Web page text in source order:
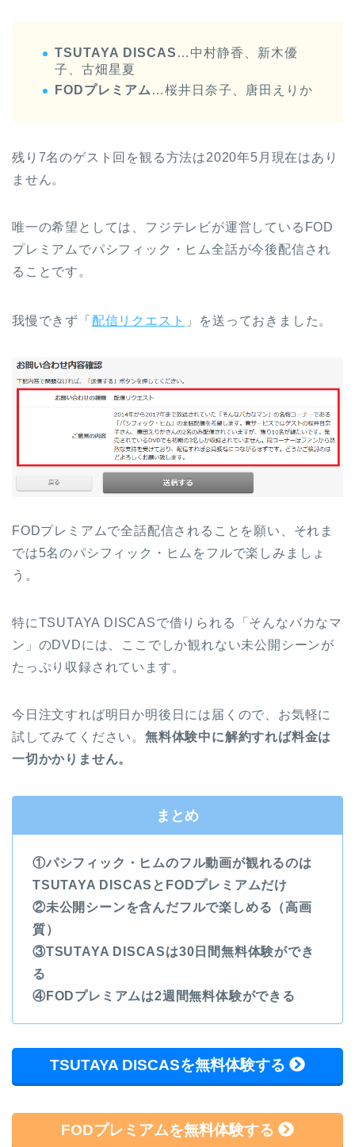
TSUTAYA DISCAS …中村静香、新木優
子、古畑星夏
FODプレミアム …桜井日奈子、唐田えりか
残り7名のゲスト回を観る方法は2020年5月現在はあり
ません。
唯一の希望としては、フジテレビが運営しているFOD
プレミアムでパシフィック・ヒム全話が今後配信され
ることです。
我慢できず「 配信リクエスト 」を送っておきました。
FODプレミアムで全話配信されることを願い、それま
では5名のパシフィック・ヒムをフルで楽しみましょ
う。
特にTSUTAYA DISCASで借りられる「そんなバカなマ
ン」のDVDには、ここでしか観れない未公開シーンが
たっぷり収録されています。
今日注文すれば明日か明後日には届くので、お気軽に
試してみてください。 無料体験中に解約すれば料金は
一切かかりません。
まとめ
①パシフィック・ヒムのフル動画が観れるのは
TSUTAYA DISCASとFODプレミアムだけ
②未公開シーンを含んだフルで楽しめる（高画
質）
③TSUTAYA DISCASは30日間無料体験ができ
る
④FODプレミアムは2週間無料体験ができる
TSUTAYA DISCASを無料体験する
FODプレミアムを無料体験する